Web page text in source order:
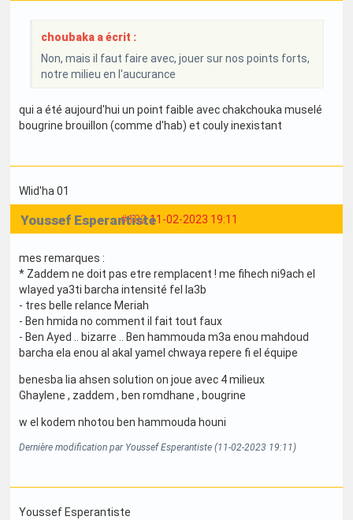
choubaka a écrit :
Non, mais il faut faire avec, jouer sur nos points forts,
notre milieu en l'aucurance
qui a été aujourd'hui un point faible avec chakchouka muselé
bougrine brouillon (comme d'hab) et couly inexistant
Wlid'ha 01
#182 11-02-2023 19:11
Youssef Esperantiste
mes remarques :
* Zaddem ne doit pas etre remplacent ! me fihech ni9ach el
wlayed ya3ti barcha intensité fel la3b
- tres belle relance Meriah
- Ben hmida no comment il fait tout faux
- Ben Ayed .. bizarre .. Ben hammouda m3a enou mahdoud
barcha ela enou al akal yamel chwaya repere fi el équipe
benesba lia ahsen solution on joue avec 4 milieux
Ghaylene , zaddem , ben romdhane , bougrine
w el kodem nhotou ben hammouda houni
Dernière modification par Youssef Esperantiste (11-02-2023 19:11)
Youssef Esperantiste